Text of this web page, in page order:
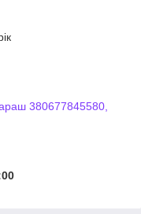
380677845580,